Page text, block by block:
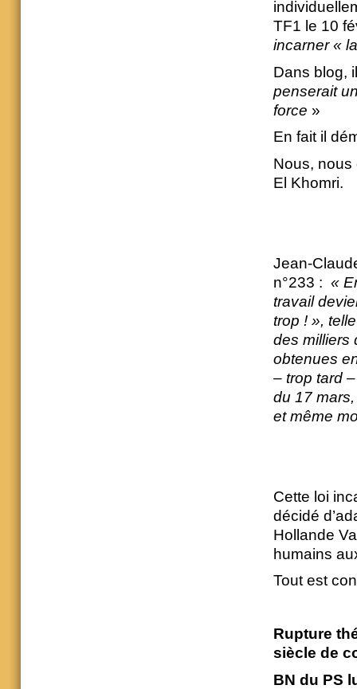
TF1 le 10
incarner «
Dans blog,
penserait
force »
En fait il
Nous, nous
El Khomri.
Jean-
n°233 : «
travail
trop ! »,
des milliers
obtenues
– trop tard
du 17
et même
Cette loi
décidé
Hollande
humains
Tout est
Rupture
siècle de
BN du PS